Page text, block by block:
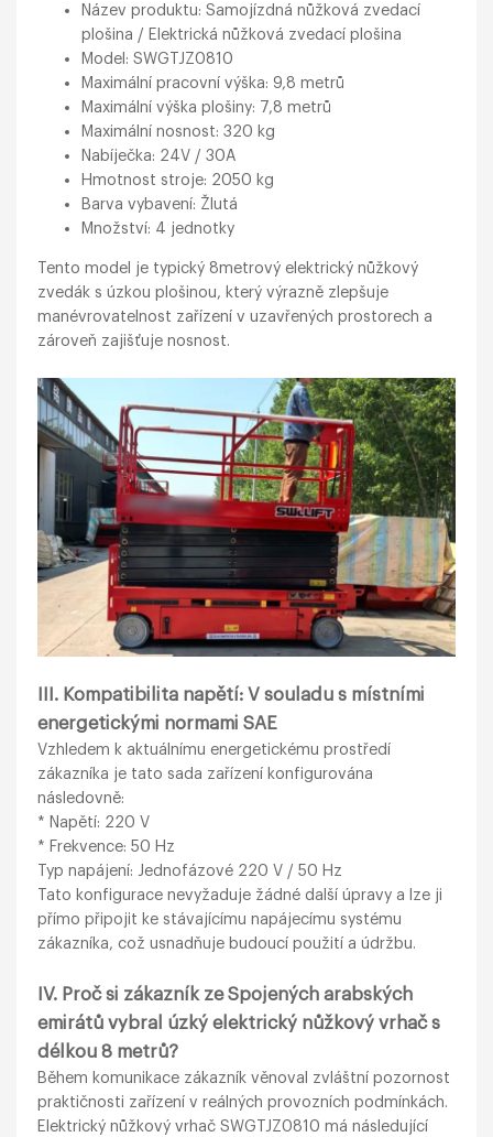
Název produktu: Samojízdná nůžková zvedací
plošina / Elektrická nůžková zvedací plošina
Model: SWGTJZ0810
Maximální pracovní výška: 9,8 metrů
Maximální výška plošiny: 7,8 metrů
Maximální nosnost: 320 kg
Nabíječka: 24V / 30A
Hmotnost stroje: 2050 kg
Barva vybavení: Žlutá
Množství: 4 jednotky
Tento model je typický 8metrový elektrický nůžkový
zvedák s úzkou plošinou, který výrazně zlepšuje
manévrovatelnost zařízení v uzavřených prostorech a
zároveň zajišťuje nosnost.
III. Kompatibilita napětí: V souladu s místními
energetickými normami SAE
Vzhledem k aktuálnímu energetickému prostředí
zákazníka je tato sada zařízení konfigurována
následovně:
* Napětí: 220 V
* Frekvence: 50 Hz
Typ napájení: Jednofázové 220 V / 50 Hz
Tato konfigurace nevyžaduje žádné další úpravy a lze ji
přímo připojit ke stávajícímu napájecímu systému
zákazníka, což usnadňuje budoucí použití a údržbu.
IV. Proč si zákazník ze Spojených arabských
emirátů vybral úzký elektrický nůžkový vrhač s
délkou 8 metrů?
Během komunikace zákazník věnoval zvláštní pozornost
praktičnosti zařízení v reálných provozních podmínkách.
Elektrický nůžkový vrhač SWGTJZ0810 má následující